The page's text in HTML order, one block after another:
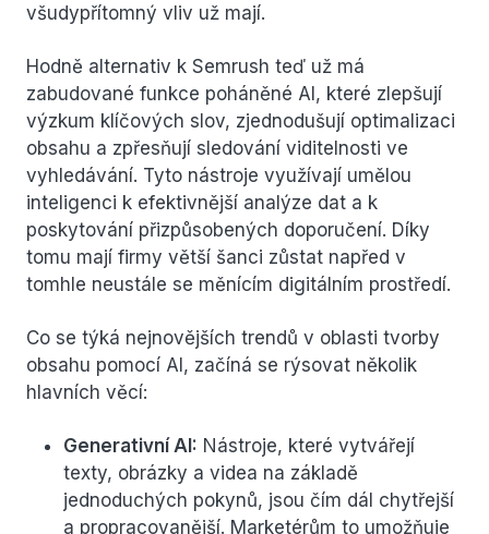
všudypřítomný vliv už mají.
Hodně alternativ k Semrush teď už má
zabudované funkce poháněné AI, které zlepšují
výzkum klíčových slov, zjednodušují optimalizaci
obsahu a zpřesňují sledování viditelnosti ve
vyhledávání. Tyto nástroje využívají umělou
inteligenci k efektivnější analýze dat a k
poskytování přizpůsobených doporučení. Díky
tomu mají firmy větší šanci zůstat napřed v
tomhle neustále se měnícím digitálním prostředí.
Co se týká nejnovějších trendů v oblasti tvorby
obsahu pomocí AI, začíná se rýsovat několik
hlavních věcí:
Generativní AI: Nástroje, které vytvářejí
texty, obrázky a videa na základě
jednoduchých pokynů, jsou čím dál chytřejší
a propracovanější. Marketérům to umožňuje